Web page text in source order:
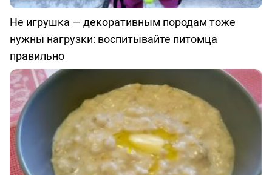
Не игрушка — декоративным породам тоже
нужны нагрузки: воспитывайте питомца
правильно